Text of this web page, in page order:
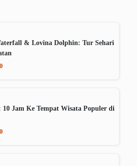
& Lovina Dolphin: Tur Sehari
Jam Ke Tempat Wisata Populer di